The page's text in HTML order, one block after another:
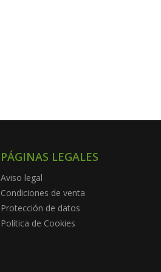
PÁGINAS LEGALES
Aviso legal
Condiciones de venta
Protección de datos
Política de Cookies